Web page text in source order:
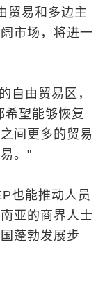
贸易和多边主
市场，将进一
自由贸易区，
希望能够恢复
间更多的贸易
。"
也能推动人员
亚的商界人士
蓬勃发展步